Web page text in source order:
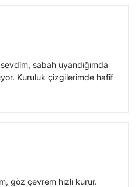
sabah uyandığımda
Kuruluk çizgilerimde hafif
göz çevrem hızlı kurur.